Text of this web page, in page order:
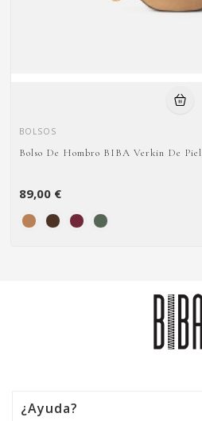
BOLSOS
Bolso De Hombro BIBA Verkin De Piel
89,00 €
¿Ayuda?